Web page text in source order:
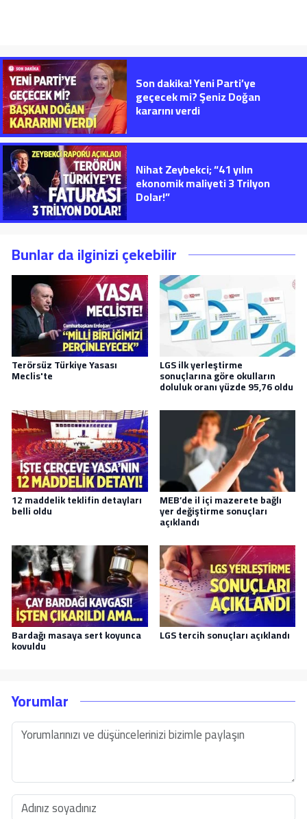
Son dakika! Yeni Parti’ye
geçecek mi? Şeniz Doğan
kararını verdi
Nihat Zeybekci; “41 yılın
ekonomik maliyeti 3 Trilyon
Dolar!”
Bunlar da ilginizi çekebilir
Terörsüz Türkiye Yasası
Meclis'te
LGS ilk yerleştirme
sonuçlarına göre okulların
doluluk oranı yüzde 95,76 oldu
12 maddelik teklifin detayları
belli oldu
MEB’de il içi mazerete bağlı
yer değiştirme sonuçları
açıklandı
Bardağı masaya sert koyunca
kovuldu
LGS tercih sonuçları açıklandı
Yorumlar